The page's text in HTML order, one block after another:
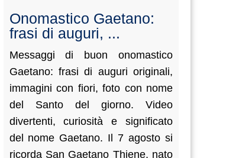
Onomastico Gaetano:
frasi di auguri, ...
Messaggi di buon onomastico
Gaetano: frasi di auguri originali,
immagini con fiori, foto con nome
del Santo del giorno. Video
divertenti, curiosità e significato
del nome Gaetano. Il 7 agosto si
ricorda San Gaetano Thiene, nato